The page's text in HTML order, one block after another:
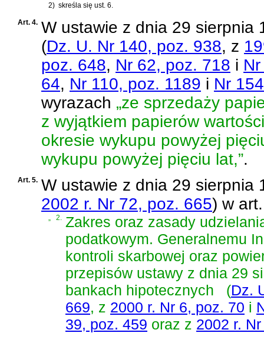
2) skreśla się ust. 6.
Art. 4. W ustawie z dnia 29 sierpnia
(Dz. U. Nr 140, poz. 938, z
poz. 648, Nr 62, poz. 718 i
64, Nr 110, poz. 1189 i Nr
wyrazach „ze sprzedaży
z wyjątkiem papierów
okresie wykupu powyżej
wykupu powyżej pięciu lat,”.
Art. 5. W ustawie z dnia 29 sierpnia
2002 r. Nr 72, poz. 665) w
„ 2. Zakres oraz zasady
podatkowym. Generalnemu
kontroli skarbowej oraz
przepisów ustawy z dnia 29
bankach hipotecznych
(Dz.
669, z 2000 r. Nr 6, poz. 70 i
39, poz. 459 oraz z 2002 r.